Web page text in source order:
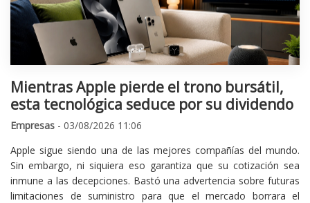
Mientras Apple pierde el trono bursátil,
esta tecnológica seduce por su dividendo
Empresas - 03/08/2026 11:06
Apple sigue siendo una de las mejores compañías del mundo.
Sin embargo, ni siquiera eso garantiza que su cotización sea
inmune a las decepciones. Bastó una advertencia sobre futuras
limitaciones de suministro para que el mercado borrara el